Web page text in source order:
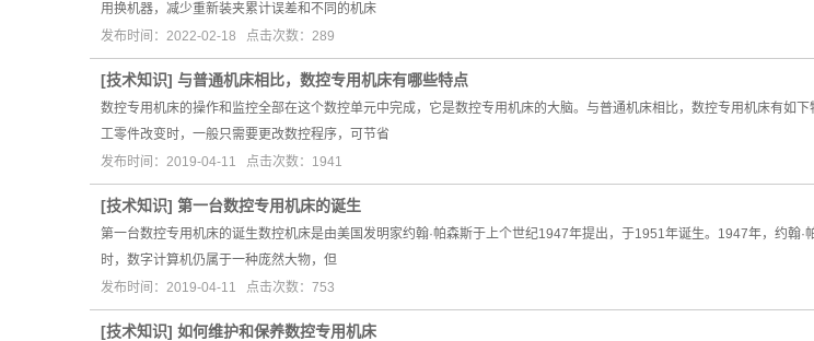
用换机器，减少重新装夹累计误差和不同的机床
发布时间：2022-02-18 点击次数：289
[技术知识] 与普通机床相比，数控专用机床有哪些特点
数控专用机床的操作和监控全部在这个数控单元中完成，它是数控专用机床的大脑。与普通机床相比，数控专用机床有如
工零件改变时，一般只需要更改数控程序，可节省
发布时间：2019-04-11 点击次数：1941
[技术知识] 第一台数控专用机床的诞生
第一台数控专用机床的诞生数控机床是由美国发明家约翰·帕森斯于上个世纪1947年提出，于1951年诞生。1947年，约翰
时，数字计算机仍属于一种庞然大物，但
发布时间：2019-04-11 点击次数：753
[技术知识] 如何维护和保养数控专用机床